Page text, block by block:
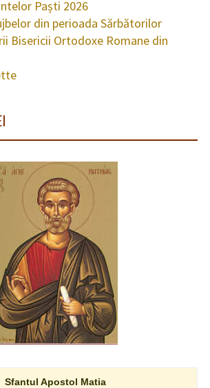
Paști 2026
din perioada Sărbătorilor
Bisericii Ortodoxe Romane din
Sfantul Apostol Matia